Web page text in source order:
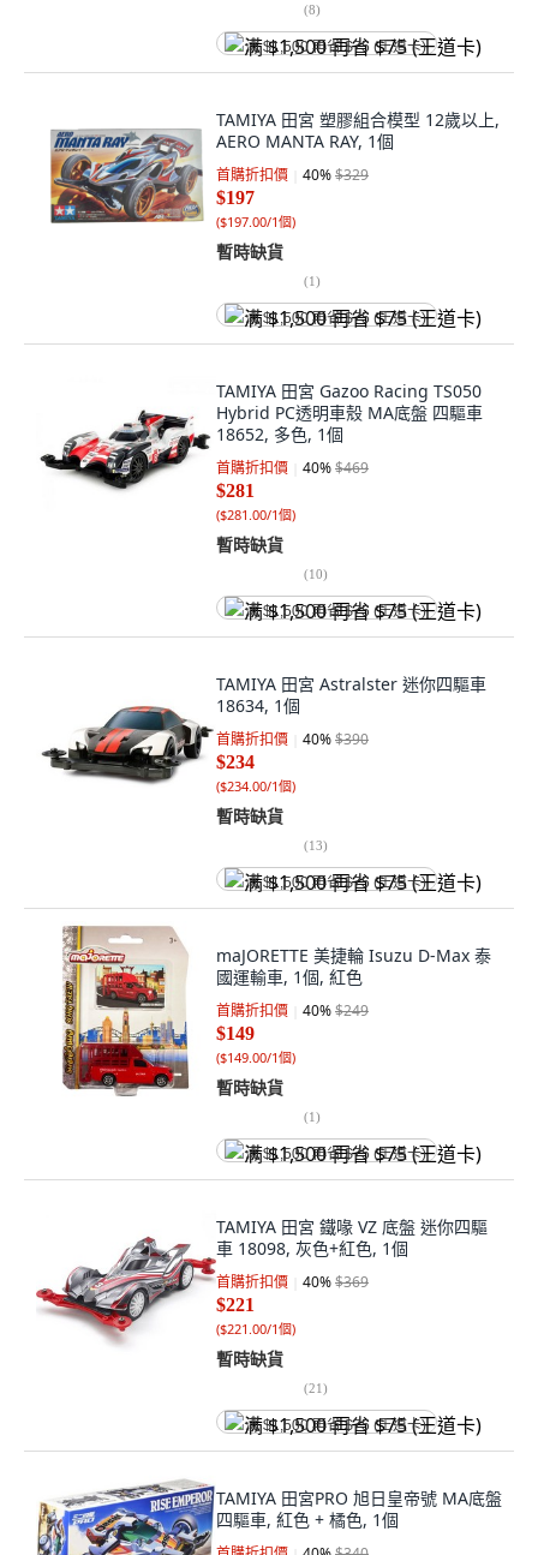
(8)
满 $1,500 再省 $75 (王道卡)
TAMIYA 田宮 塑膠組合模型 12歲以上,
AERO MANTA RAY, 1個
首購折扣價 40%$329
$197
($197.00/1個)
暫時缺貨
(1)
满 $1,500 再省 $75 (王道卡)
TAMIYA 田宮 Gazoo Racing TS050
Hybrid PC透明車殼 MA底盤 四驅車
18652, 多色, 1個
首購折扣價 40%$469
$281
($281.00/1個)
暫時缺貨
(10)
满 $1,500 再省 $75 (王道卡)
TAMIYA 田宮 Astralster 迷你四驅車
18634, 1個
首購折扣價 40%$390
$234
($234.00/1個)
暫時缺貨
(13)
满 $1,500 再省 $75 (王道卡)
maJORETTE 美捷輪 Isuzu D-Max 泰
國運輸車, 1個, 紅色
首購折扣價 40%$249
$149
($149.00/1個)
暫時缺貨
(1)
满 $1,500 再省 $75 (王道卡)
TAMIYA 田宮 鐵喙 VZ 底盤 迷你四驅
車 18098, 灰色+紅色, 1個
首購折扣價 40%$369
$221
($221.00/1個)
暫時缺貨
(21)
满 $1,500 再省 $75 (王道卡)
TAMIYA 田宮PRO 旭日皇帝號 MA底盤
四驅車, 紅色 + 橘色, 1個